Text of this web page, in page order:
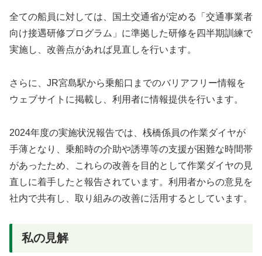
全ての船員に対しては、国土交通省が定める「交通事業者
向け接遇研修プログラム」に準拠した研修を四半期訓練で
実施し、改善点があれば見直しを行います。
さらに、JR宮島駅から乗船口までのバリアフリー情報を
ウェブサイトに掲載し、利用者に情報提供を行います。
2024年度の実施状況報告では、桟橋係員の作業ダイヤが
手薄となり、乗船時の介助や誘導等の支援が困難な時間帯
があったため、これらの改善を目的として作業ダイヤの見
直しに着手したと報告されています。利用者からの意見を
社内で共有し、取り組みの改善に活用するとしています。
私の見解